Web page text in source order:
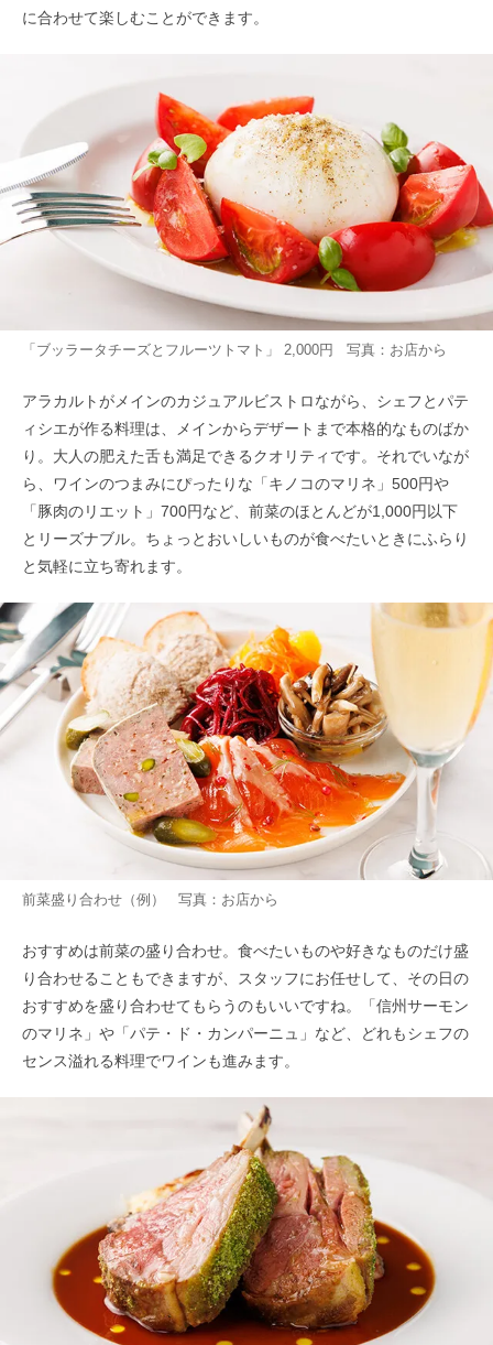
に合わせて楽しむことができます。
「ブッラータチーズとフルーツトマト」 2,000円 写真：お店から
アラカルトがメインのカジュアルビストロながら、シェフとパテ
ィシエが作る料理は、メインからデザートまで本格的なものばか
り。大人の肥えた舌も満足できるクオリティです。それでいなが
ら、ワインのつまみにぴったりな「キノコのマリネ」500円や
「豚肉のリエット」700円など、前菜のほとんどが1,000円以下
とリーズナブル。ちょっとおいしいものが食べたいときにふらり
と気軽に立ち寄れます。
前菜盛り合わせ（例） 写真：お店から
おすすめは前菜の盛り合わせ。食べたいものや好きなものだけ盛
り合わせることもできますが、スタッフにお任せして、その日の
おすすめを盛り合わせてもらうのもいいですね。「信州サーモン
のマリネ」や「パテ・ド・カンパーニュ」など、どれもシェフの
センス溢れる料理でワインも進みます。